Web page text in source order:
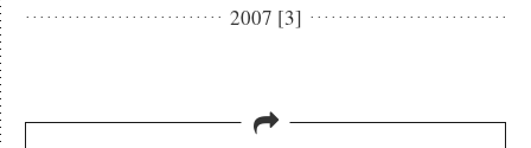
2007 [3]